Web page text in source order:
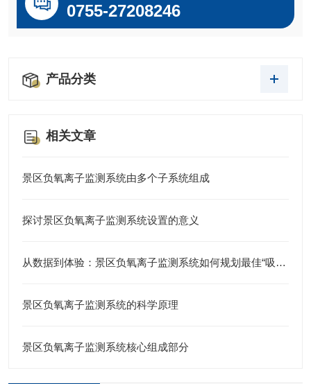
0755-27208246
产品分类
相关文章
景区负氧离子监测系统由多个子系统组成
探讨景区负氧离子监测系统设置的意义
从数据到体验：景区负氧离子监测系统如何规划最佳“吸氧”路线？
景区负氧离子监测系统的科学原理
景区负氧离子监测系统核心组成部分